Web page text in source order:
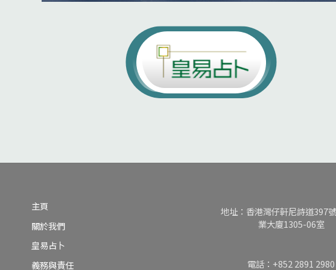
主頁
關於我們
皇易占卜
義務與責任
地址：香港灣仔軒尼詩道397
業大廈1305-06室
電話：+852 2891 2980